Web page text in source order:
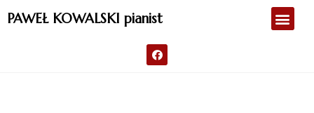
PAWEŁ KOWALSKI pianist